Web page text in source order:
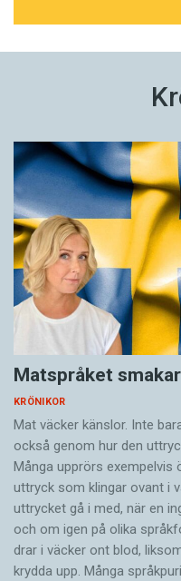
Matspråket
KRÖNIKOR
Mat väcker känslor. Inte
också genom hur den
Många upprörs
uttryck som klingar ovant i
uttrycket gå i med, när en
och om igen på olika
drar i väcker ont blod,
krydda upp. Många